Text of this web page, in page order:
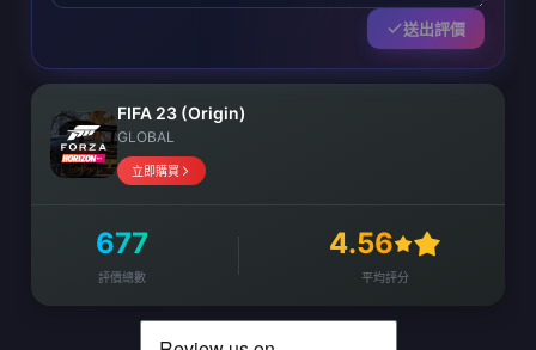
送出評價
FIFA 23 (Origin)
GLOBAL
立即購買
677
評價總數
4.56
平均評分